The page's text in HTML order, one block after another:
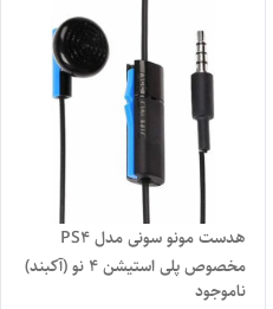
هدست مونو سونی مدل PS4
مخصوص پلی استیشن ۴ نو (آکبند)
ناموجود